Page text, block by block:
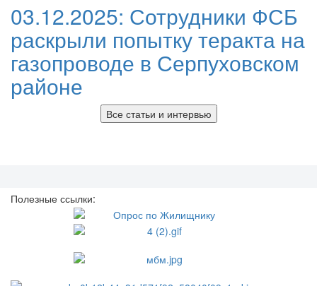
03.12.2025: Сотрудники ФСБ
раскрыли попытку теракта на
газопроводе в Серпуховском
районе
Все статьи и интервью
Полезные ссылки: